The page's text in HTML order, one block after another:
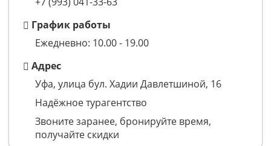
График работы
Ежедневно: 10.00 - 19.00
Адрес
Уфа, улица бул. Хадии Давлетшиной, 16
Надёжное турагентство
Звоните заранее, бронируйте время,
получайте скидки